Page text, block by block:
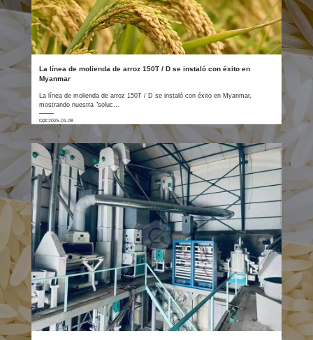
La línea de molienda de arroz 150T / D se instaló con éxito en
Myanmar
La línea de molienda de arroz 150T / D se instaló con éxito en Myanmar,
mostrando nuestra "soluc...
Dat:2025.01.08